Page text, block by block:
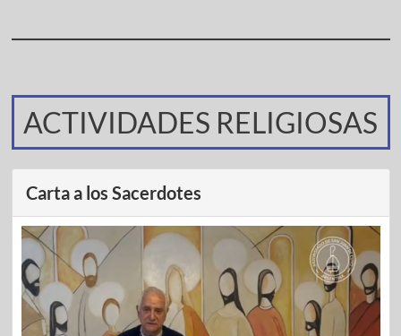
ACTIVIDADES RELIGIOSAS
Carta a los Sacerdotes